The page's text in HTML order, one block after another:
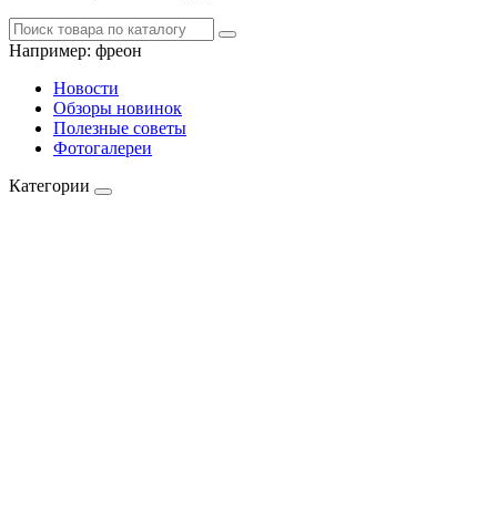
Например: фреон
Новости
Обзоры новинок
Полезные советы
Фотогалереи
Категории